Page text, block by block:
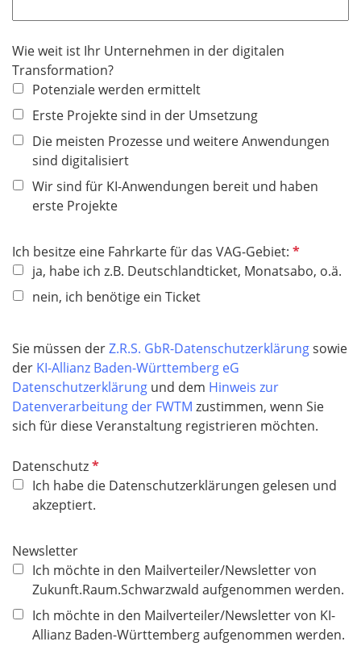
d
l
c
h
t
f
l
d
Wie weit ist Ihr Unternehmen in der digitalen
Transformation?
Potenziale werden ermittelt
Erste Projekte sind in der Umsetzung
Die meisten Prozesse und weitere Anwendungen
sind digitalisiert
Wir sind für KI-Anwendungen bereit und haben
erste Projekte
Ich besitze eine Fahrkarte für das VAG-Gebiet: P
f
h
e
l
ja, habe ich z.B. Deutschlandticket, Monatsabo, o.ä.
nein, ich benötige ein Ticket
Sie müssen derZ.R.S. GbR-Datenschutzerklärungsowie
der KI-Allianz Baden-Württemberg eG
Datenschutzerklärung und dem Hinweis zur
Datenverarbeitung der FWTM zustimmen, wenn Sie
sich für diese Veranstaltung registrieren möchten.
DatenschutzP
f
l
h
t
e
l
Ich habe die Datenschutzerklärungen gelesen und
akzeptiert.
Newsletter
Ich möchte in den Mailverteiler/Newsletter von
Zukunft.Raum.Schwarzwald aufgenommen werden.
Ich möchte in den Mailverteiler/Newsletter von KI-
Allianz Baden-Württemberg aufgenommen werden.